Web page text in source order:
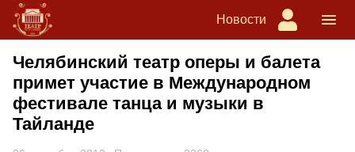
Новости
Челябинский театр оперы и балета
примет участие в Международном
фестивале танца и музыки в
Тайланде